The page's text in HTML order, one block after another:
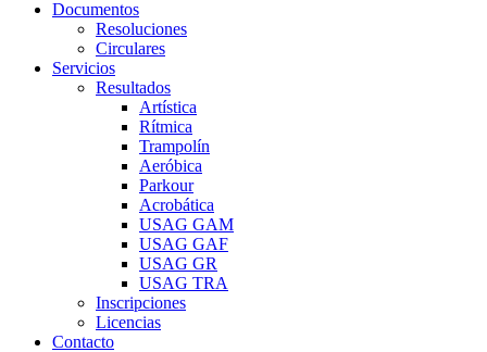
Documentos
Resoluciones
Circulares
Servicios
Resultados
Artística
Rítmica
Trampolín
Aeróbica
Parkour
Acrobática
USAG GAM
USAG GAF
USAG GR
USAG TRA
Inscripciones
Licencias
Contacto